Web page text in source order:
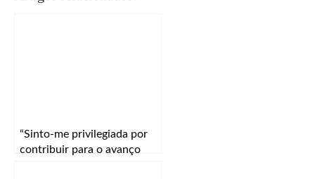
“Sinto‑me privilegiada por
contribuir para o avanço